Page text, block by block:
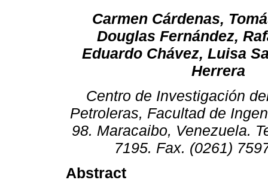
Carmen Cárdenas,
Douglas Fernández,
Eduardo Chávez, Luisa
Herrera
Centro de Investigación
Petroleras, Facultad de
98. Maracaibo, Venezuela.
7195. Fax. (0261)
Abstract